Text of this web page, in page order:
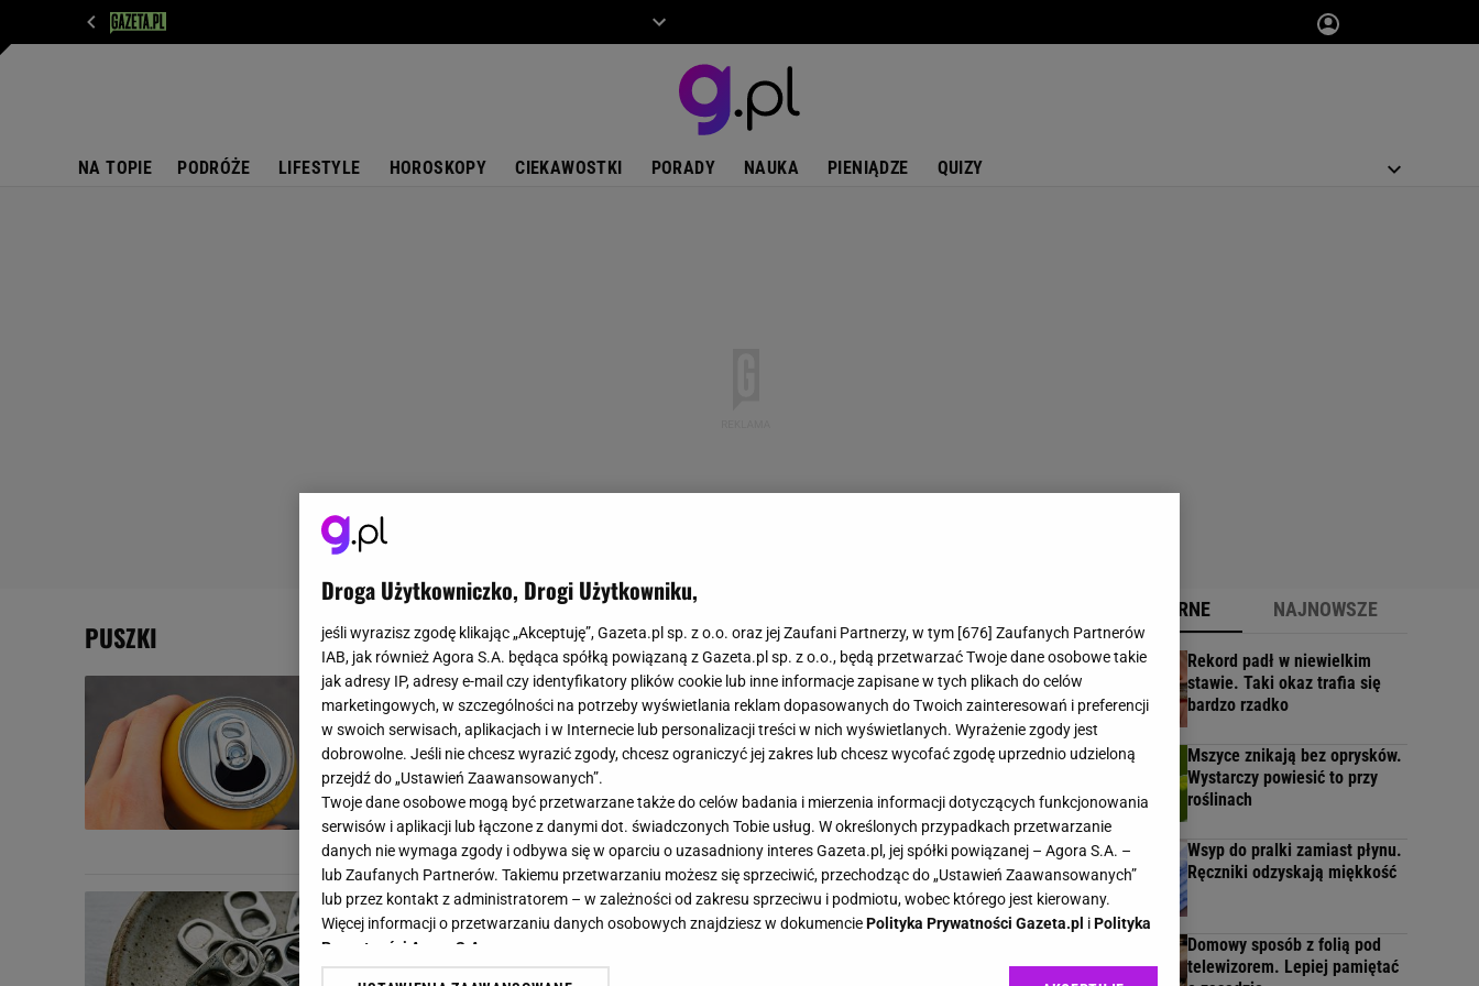
NA TOPIE PODRÓŻE LIFESTYLE HOROSKOPY CIEKAWOSTKI PORADY NAUKA PIENIĄDZE QUIZY
PUSZKI
Mały otwór w puszce nie znalazł się tam przypadkiem. Skrywa
funkcję, której prawie nikt nie zna
Każdego dnia otwieramy puszki z napojami, ale mało kto zwraca uwagę na
niewielki otwór w zawleczce. Tymczasem ten niepozorny element pełni kilka
ważnych...
CIEKAWOSTKI NAPOJE PUSZKI
Brak miejsca w szafie? Trik z zawleczką zmienia układ ubrań w
kilka sekund
Zawleczka z puszki po napoju może pomóc uporządkować szafę i zwiększyć ilość
POPULARNE NAJNOWSZE
Rekord padł w niewielkim
stawie. Taki okaz trafia się
bardzo rzadko
Mszyce znikają bez oprysków.
Wystarczy powiesić to przy
roślinach
Wsyp do pralki zamiast płynu.
Ręczniki odzyskają miękkość
Domowy sposób z folią pod
telewizorem. Lepiej pamiętać
Droga Użytkowniczko, Drogi Użytkowniku,
jeśli wyrazisz zgodę klikając „Akceptuję”, Gazeta.pl sp. z o.o. oraz jej Zaufani Partnerzy, w tym [676] Zaufanych Partnerów
IAB, jak również Agora S.A. będąca spółką powiązaną z Gazeta.pl sp. z o.o., będą przetwarzać Twoje dane osobowe takie
jak adresy IP, adresy e-mail czy identyfikatory plików cookie lub inne informacje zapisane w tych plikach do celów
marketingowych, w szczególności na potrzeby wyświetlania reklam dopasowanych do Twoich zainteresowań i preferencji
w swoich serwisach, aplikacjach i w Internecie lub personalizacji treści w nich wyświetlanych. Wyrażenie zgody jest
dobrowolne. Jeśli nie chcesz wyrazić zgody, chcesz ograniczyć jej zakres lub chcesz wycofać zgodę uprzednio udzieloną
przejdź do „Ustawień Zaawansowanych”.
Twoje dane osobowe mogą być przetwarzane także do celów badania i mierzenia informacji dotyczących funkcjonowania
serwisów i aplikacji lub łączone z danymi dot. świadczonych Tobie usług. W określonych przypadkach przetwarzanie
danych nie wymaga zgody i odbywa się w oparciu o uzasadniony interes Gazeta.pl, jej spółki powiązanej – Agora S.A. –
lub Zaufanych Partnerów. Takiemu przetwarzaniu możesz się sprzeciwić, przechodząc do „Ustawień Zaawansowanych”
lub przez kontakt z administratorem – w zależności od zakresu sprzeciwu i podmiotu, wobec którego jest kierowany.
Więcej informacji o przetwarzaniu danych osobowych znajdziesz w dokumenciePolityka Prywatności Gazeta.pl iPolityka
Prywatności Agora S.A.